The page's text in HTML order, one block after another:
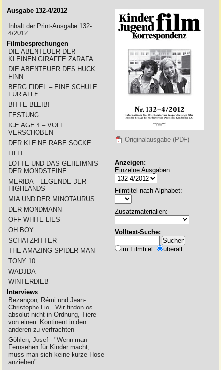
Ausgabe 132-4/2012
Inhalt der Print-Ausgabe 132-
4/2012
Filmbesprechungen
DIE ABENTEUER DER
KLEINEN GIRAFFE ZARAFA
DIE ABENTEUER DES HUCK
FINN
BERG FIDEL – EINE SCHULE
FÜR ALLE
BITTE BLEIB!
FESTUNG
ICE AGE 4 – VOLL
VERSCHOBEN
DER KLEINE RABE SOCKE
LILLI
LOTTE UND DAS GEHEIMNIS
DER MONDSTEINE
MERIDA – LEGENDE DER
HIGHLANDS
MIA UND DER MINOTAURUS
DER MONDMANN
OFF WHITE LIES
OH BOY
SCHATZRITTER
THE AMAZING SPIDER-MAN
TONY 10
WADJDA
WINTERDIEB
Interviews
Bezançon, Rémi und Jean-
Christophe Lie - Wir finden es
absolut nicht in Ordnung, Tiere
von einem Kontinent in den
anderen zu verfrachten
Göhlen, Josef - "Wenn man
Fernsehen für Kinder macht,
muss man sich keine kurze Hose
anziehen"
Originalausgabe (PDF)
Anzeigen:
Einzelne Ausgaben:
Filmtitel nach Alphabet:
Zusatzmaterialien:
Volltext-Suche:
im Filmtitel überall